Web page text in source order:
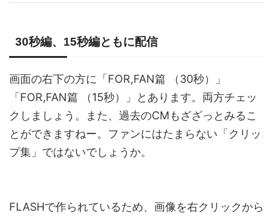
30秒編、15秒編ともに配信
画面の右下の方に「FOR,FAN篇 （30秒）」
「FOR,FAN篇 （15秒）」とあります。両方チェッ
クしましょう。また、過去のCMもざざっとみるこ
とができますねー。ファンにはたまらない「クリッ
プ集」ではないでしょうか。
FLASHで作られているため、画像を右クリックから